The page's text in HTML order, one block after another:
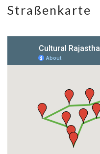
Straßenkarte